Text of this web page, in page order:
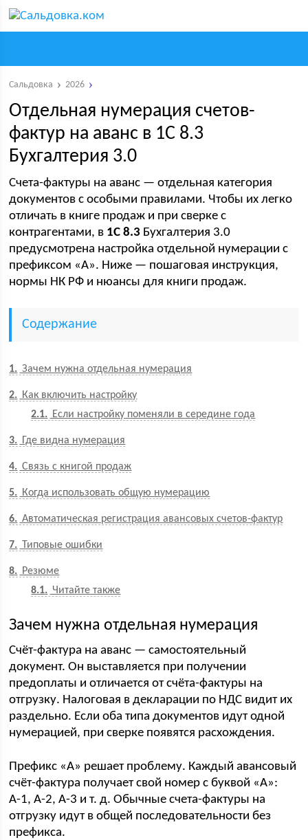
Сальдовка 2026
Отдельная нумерация счетов-
фактур на аванс в 1С 8.3
Бухгалтерия 3.0
Счета-фактуры на аванс — отдельная категория
документов с особыми правилами. Чтобы их легко
отличать в книге продаж и при сверке с
контрагентами, в 1С 8.3 Бухгалтерия 3.0
предусмотрена настройка отдельной нумерации с
префиксом «А». Ниже — пошаговая инструкция,
нормы НК РФ и нюансы для книги продаж.
Содержание
1 Зачем нужна отдельная нумерация
2
Как включить настройку
2.1
Если настройку поменяли в середине года
3 Где видна нумерация
4 Связь с книгой продаж
5 Когда использовать общую нумерацию
6 Автоматическая регистрация авансовых счетов-фактур
7 Типовые ошибки
8
Резюме
8.1
Читайте также
Зачем нужна отдельная нумерация
Счёт-фактура на аванс — самостоятельный
документ. Он выставляется при получении
предоплаты и отличается от счёта-фактуры на
отгрузку. Налоговая в декларации по НДС видит их
раздельно. Если оба типа документов идут одной
нумерацией, при сверке появятся расхождения.
Префикс «А» решает проблему. Каждый авансовый
счёт-фактура получает свой номер с буквой «А»:
А-1, А-2, А-3 и т. д. Обычные счета-фактуры на
отгрузку идут в общей последовательности без
префикса.